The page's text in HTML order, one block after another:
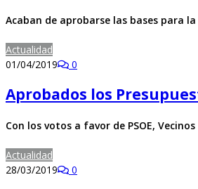
Acaban de aprobarse las bases para
Actualidad
01/04/2019
0
Aprobados los
Con los votos a favor de PSOE,
Actualidad
28/03/2019
0